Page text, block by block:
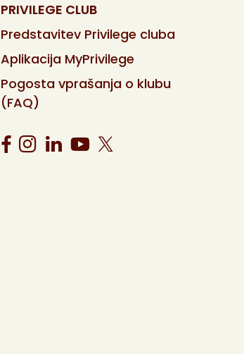
PRIVILEGE CLUB
Predstavitev Privilege cluba
Aplikacija MyPrivilege
Pogosta vprašanja o klubu
(FAQ)